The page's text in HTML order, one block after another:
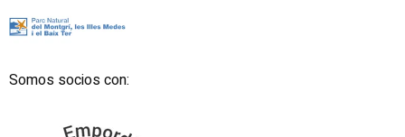
Somos socios con: